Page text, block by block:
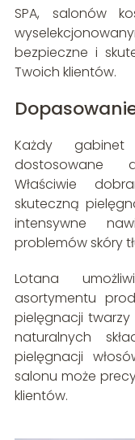
SPA, salonów
bezpieczne i
Twoich klientów.
Każdy
dostosowane
Właściwie
skuteczną
intensywne
problemów skóry
Lotana
asortymentu
pielęgnacji
naturalnych
pielęgnacji
salonu może
klientów.